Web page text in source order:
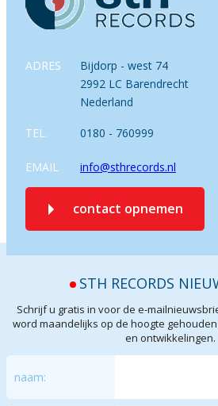
ADRES
Bijdorp - west 74
2992 LC Barendrecht
Nederland
TEL. 0180 - 760999
EMAIL info@sthrecords.nl
contact opnemen
STH RECORDS
Schrijf u gratis in voor de e-
word maandelijks op de hoogte
en ontwikkelingen.
naam: